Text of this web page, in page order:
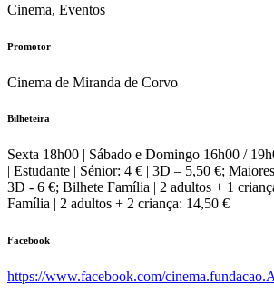
Cinema, Eventos
Promotor
Cinema de Miranda de Corvo
Bilheteira
Sexta 18h00 | Sábado e Domingo 16h00 /
| Estudante | Sénior: 4 € | 3D – 5,50 €;
3D - 6 €; Bilhete Família | 2 adultos + 1
Família | 2 adultos + 2 criança: 14,50 €
Facebook
https://www.facebook.com/